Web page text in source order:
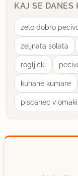
KAJ SE DANES
zelo dobro
zeljnata solata
rogljićki
kuhane kumare
piscanec v omaki